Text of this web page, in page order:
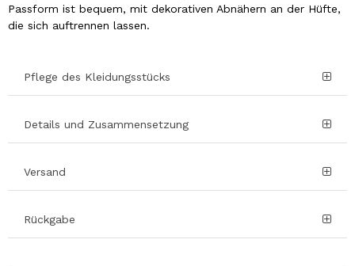
Passform ist bequem, mit dekorativen Abnähern an der Hüfte,
die sich auftrennen lassen.
Pflege des Kleidungsstücks
Details und Zusammensetzung
Versand
Rückgabe